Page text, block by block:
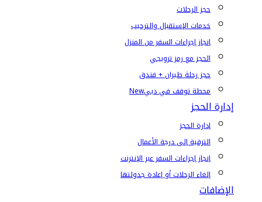
حجز الرحلات
خدمات الإستقبال والترحيب
إنجاز إجراءات السفر من المنزل
الحجز مع رمز ترويجي
حجز رحلة طيران + فندق
محطة توقف في دبيNew
إدارة الحجز
إدارة الحجز
الترقية إلى درجة الأعمال
إنجاز إجراءات السفر عبر الإنترنت
إلغاء الرحلات أو إعادة جدولتها
الإضافات